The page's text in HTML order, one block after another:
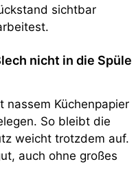
sichtbar
nicht in die Spüle
nassem Küchenpapier
So bleibt die
weicht trotzdem auf.
auch ohne großes